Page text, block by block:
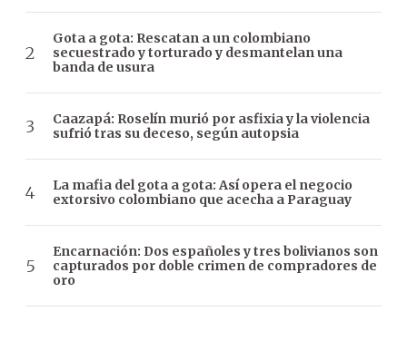
Gota a gota: Rescatan a un colombiano
secuestrado y torturado y desmantelan una
banda de usura
Caazapá: Roselín murió por asfixia y la violencia
sufrió tras su deceso, según autopsia
La mafia del gota a gota: Así opera el negocio
extorsivo colombiano que acecha a Paraguay
Encarnación: Dos españoles y tres bolivianos son
capturados por doble crimen de compradores de
oro